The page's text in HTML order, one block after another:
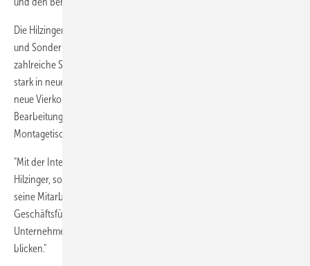
Die Hilzinger-Gruppe selbst bezieht bereits seit Jahren Schiebetüren
und Sonderbauelemente von Rubo und sieht in der Übernahme
zahlreiche Synergien. In den vergangenen Jahren wurde bei Rubo
stark in neue Technologien und Anlagentechnik investiert, darunter
neue Vierkopf-Schweißputzlinien, ein neues Zuschnitt- und
Bearbeitungszentrum sowie innovative Hebeschiebetür-
Montagetische.
"Mit der Integration in die Hilzinger-Gruppe eröffnen sich nicht nur für
Hilzinger, sondern vor allem auch für das Unternehmen Rubo und
seine Mitarbeiter und Kunden noch bessere Perspektiven", erklärt
Geschäftsführer Helmut Hilzinger. "Als Teil der Hilzinger
Unternehmensgruppe können alle zuversichtlich in die Zukunft
blicken."